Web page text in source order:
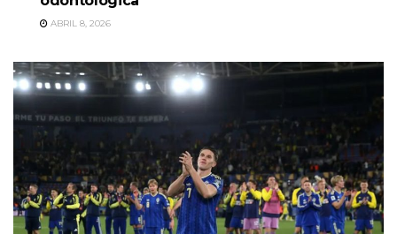
ABRIL 8, 2026